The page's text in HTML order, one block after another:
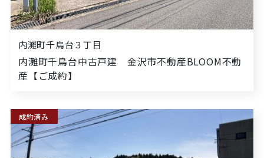
内灘町千鳥台３丁目
内灘町千鳥台中古戸建 金沢市不動産BLOOM不動
産【ご成約】
成約済み